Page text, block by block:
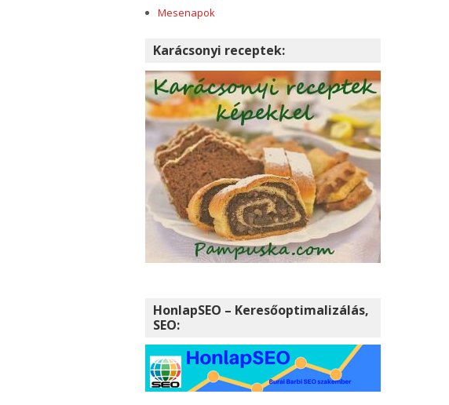
Mesenapok
Karácsonyi receptek:
HonlapSEO – Keresőoptimalizálás,
SEO: